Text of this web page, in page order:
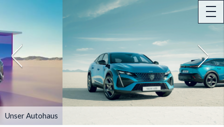
Unser Autohaus